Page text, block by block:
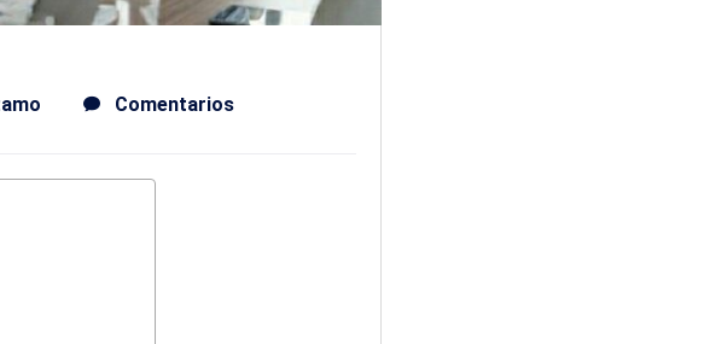
Comentarios